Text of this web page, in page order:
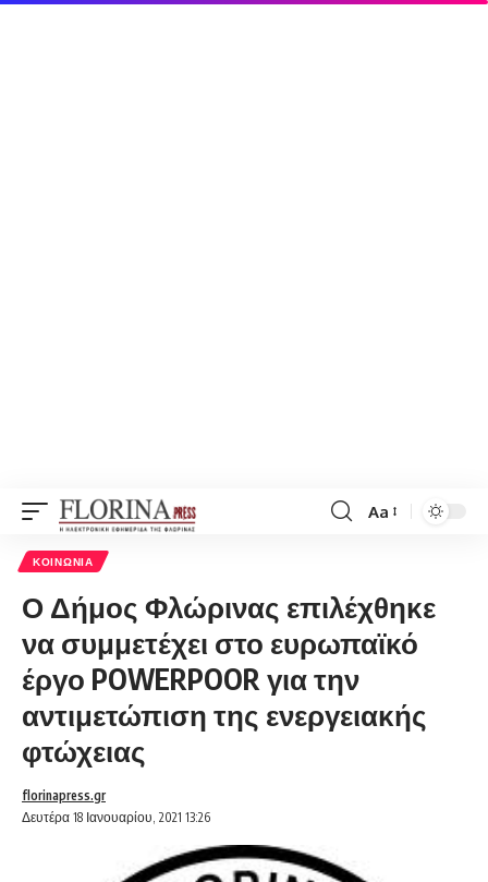
Font
Aa
ΚΟΙΝΩΝΊΑ
Ο Δήμος Φλώρινας επιλέχθηκε
να συμμετέχει στο ευρωπαϊκό
έργο POWERPOOR για την
αντιμετώπιση της ενεργειακής
φτώχειας
Δευτέρα 18 Ιανουαρίου, 2021 13:26
florinapress.gr